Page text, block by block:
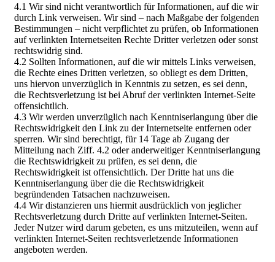
4.1 Wir sind nicht verantwortlich für Informationen, auf die wir
durch Link verweisen. Wir sind – nach Maßgabe der folgenden
Bestimmungen – nicht verpflichtet zu prüfen, ob Informationen
auf verlinkten Internetseiten Rechte Dritter verletzen oder sonst
rechtswidrig sind.
4.2 Sollten Informationen, auf die wir mittels Links verweisen,
die Rechte eines Dritten verletzen, so obliegt es dem Dritten,
uns hiervon unverzüglich in Kenntnis zu setzen, es sei denn,
die Rechtsverletzung ist bei Abruf der verlinkten Internet-Seite
offensichtlich.
4.3 Wir werden unverzüglich nach Kenntniserlangung über die
Rechtswidrigkeit den Link zu der Internetseite entfernen oder
sperren. Wir sind berechtigt, für 14 Tage ab Zugang der
Mitteilung nach Ziff. 4.2 oder anderweitiger Kenntniserlangung
die Rechtswidrigkeit zu prüfen, es sei denn, die
Rechtswidrigkeit ist offensichtlich. Der Dritte hat uns die
Kenntniserlangung über die die Rechtswidrigkeit
begründenden Tatsachen nachzuweisen.
4.4 Wir distanzieren uns hiermit ausdrücklich von jeglicher
Rechtsverletzung durch Dritte auf verlinkten Internet-Seiten.
Jeder Nutzer wird darum gebeten, es uns mitzuteilen, wenn auf
verlinkten Internet-Seiten rechtsverletzende Informationen
angeboten werden.